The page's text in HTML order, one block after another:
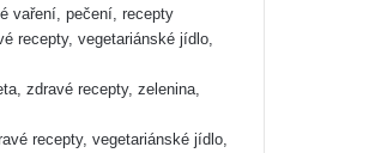
vaření, pečení, recepty
recepty, vegetariánské jídlo,
zdravé recepty, zelenina,
recepty, vegetariánské jídlo,